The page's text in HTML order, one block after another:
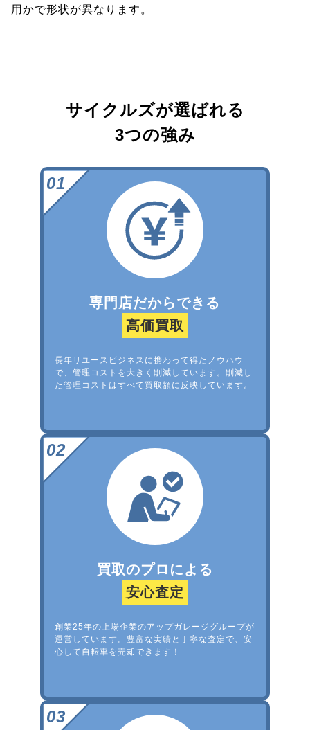
用かで形状が異なります。
サイクルズが選ばれる
3つの強み
専門店だからできる
高価買取
長年リユースビジネスに携わって得たノウハウ
で、管理コストを大きく削減しています。削減し
た管理コストはすべて買取額に反映しています。
買取のプロによる
安心査定
創業25年の上場企業のアップガレージグループが
運営しています。豊富な実績と丁寧な査定で、安
心して自転車を売却できます！